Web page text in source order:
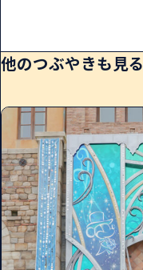
他のつぶやきも見る